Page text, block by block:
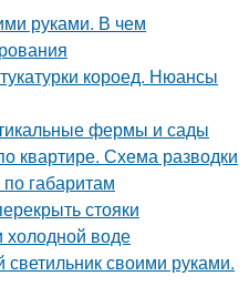
руками. В чем
короед. Нюансы
фермы и сады
квартире. Схема разводки
габаритам
стояки
холодной воде
своими руками.